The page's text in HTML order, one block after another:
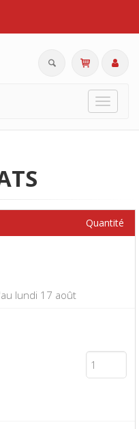
Toggle
lundi 17 août
Quantité